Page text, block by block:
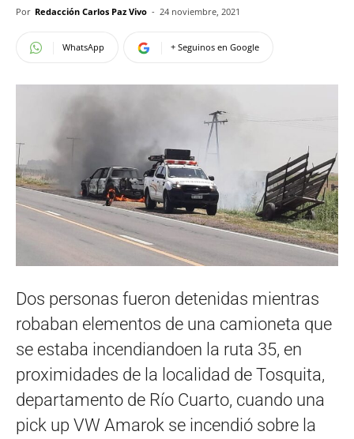
Por Redacción Carlos Paz Vivo - 24 noviembre, 2021
WhatsApp + Seguinos en Google
Dos personas fueron detenidas mientras
robaban elementos de una camioneta que
se estaba incendiandoen la ruta 35, en
proximidades de la localidad de Tosquita,
departamento de Río Cuarto, cuando una
pick up VW Amarok se incendió sobre la